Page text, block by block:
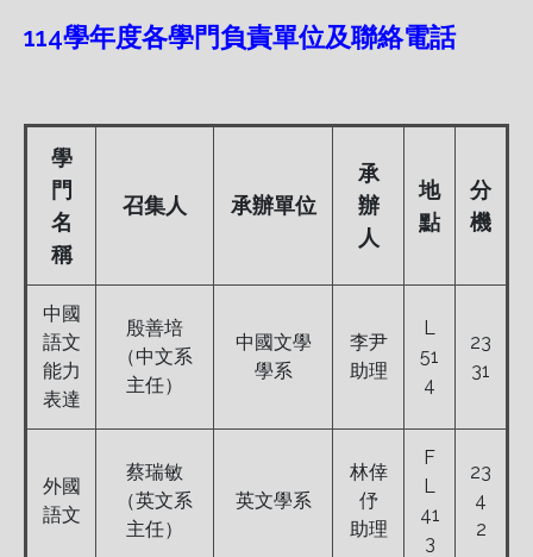
114學年度各學門負責單位及聯絡電話
學
門
名
稱
召集人 承辦單位
承
辦
人
地
點
分
機
中國
語文
能力
表達
殷善培
（中文系
主任）
中國文學
學系
李尹
助理
L
51
4
23
31
外國
語文
蔡瑞敏
（英文系
主任）
英文學系
林倖
伃
助理
F
L
41
3
23
4
2